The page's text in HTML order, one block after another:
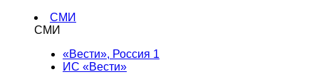
СМИ
СМИ
«Вести», Россия 1
ИС «Вести»